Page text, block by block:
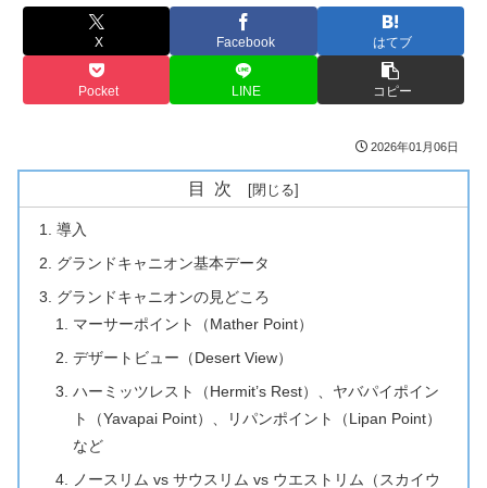
X Facebook はてブ
Pocket LINE コピー
2026年01月06日
目次
導入
グランドキャニオン基本データ
グランドキャニオンの見どころ
マーサーポイント（Mather Point）
デザートビュー（Desert View）
ハーミッツレスト（Hermit’s Rest）、ヤバパイポイン
ト（Yavapai Point）、リパンポイント（Lipan Point）
など
ノースリム vs サウスリム vs ウエストリム（スカイウ